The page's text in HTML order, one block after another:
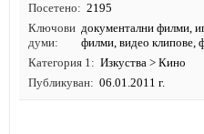
Посетено
2195
Ключови
думи
документални филми,
филми, видео клипове,
Категория 1
Изкуства > Кино
Публикуван
06.01.2011 г.